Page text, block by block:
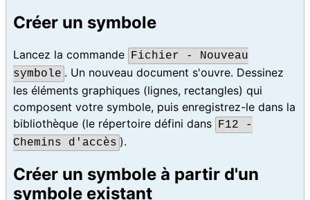
Créer un symbole
Lancez la commande
Fichier - Nouveau
symbole . Un nouveau document s'ouvre. Dessinez
les éléments graphiques (lignes, rectangles) qui
composent votre symbole, puis enregistrez-le dans la
bibliothèque (le répertoire défini dans
F12 -
Chemins d'accès ).
Créer un symbole à partir d'un
symbole existant